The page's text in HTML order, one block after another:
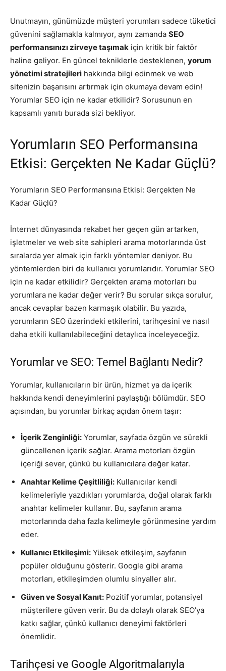
Unutmayın, günümüzde müşteri yorumları sadece tüketici
güvenini sağlamakla kalmıyor, aynı zamanda SEO
performansınızı zirveye taşımak için kritik bir faktör
haline geliyor. En güncel tekniklerle desteklenen, yorum
yönetimi stratejileri hakkında bilgi edinmek ve web
sitenizin başarısını artırmak için okumaya devam edin!
Yorumlar SEO için ne kadar etkilidir? Sorusunun en
kapsamlı yanıtı burada sizi bekliyor.
Yorumların SEO Performansına
Etkisi: Gerçekten Ne Kadar Güçlü?
Yorumların SEO Performansına Etkisi: Gerçekten Ne
Kadar Güçlü?
İnternet dünyasında rekabet her geçen gün artarken,
işletmeler ve web site sahipleri arama motorlarında üst
sıralarda yer almak için farklı yöntemler deniyor. Bu
yöntemlerden biri de kullanıcı yorumlarıdır. Yorumlar SEO
için ne kadar etkilidir? Gerçekten arama motorları bu
yorumlara ne kadar değer verir? Bu sorular sıkça sorulur,
ancak cevaplar bazen karmaşık olabilir. Bu yazıda,
yorumların SEO üzerindeki etkilerini, tarihçesini ve nasıl
daha etkili kullanılabileceğini detaylıca inceleyeceğiz.
Yorumlar ve SEO: Temel Bağlantı Nedir?
Yorumlar, kullanıcıların bir ürün, hizmet ya da içerik
hakkında kendi deneyimlerini paylaştığı bölümdür. SEO
açısından, bu yorumlar birkaç açıdan önem taşır:
İçerik Zenginliği: Yorumlar, sayfada özgün ve sürekli
güncellenen içerik sağlar. Arama motorları özgün
içeriği sever, çünkü bu kullanıcılara değer katar.
Anahtar Kelime Çeşitliliği: Kullanıcılar kendi
kelimeleriyle yazdıkları yorumlarda, doğal olarak farklı
anahtar kelimeler kullanır. Bu, sayfanın arama
motorlarında daha fazla kelimeyle görünmesine yardım
eder.
Kullanıcı Etkileşimi: Yüksek etkileşim, sayfanın
popüler olduğunu gösterir. Google gibi arama
motorları, etkileşimden olumlu sinyaller alır.
Güven ve Sosyal Kanıt: Pozitif yorumlar, potansiyel
müşterilere güven verir. Bu da dolaylı olarak SEO’ya
katkı sağlar, çünkü kullanıcı deneyimi faktörleri
önemlidir.
Tarihçesi ve Google Algoritmalarıyla